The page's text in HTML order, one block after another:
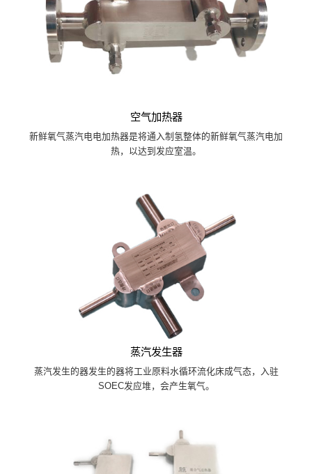
空气加热器
新鲜氧气蒸汽电电加热器是将通入制氢整体的新鲜氧气蒸汽电加
热，以达到发应室温。
蒸汽发生器
蒸汽发生的器发生的器将工业原料水循环流化床成气态，入驻
SOEC发应堆，会产生氧气。